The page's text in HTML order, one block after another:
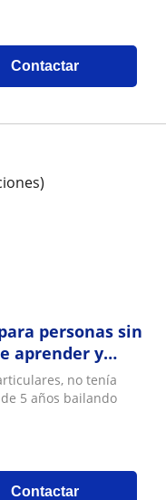
Contactar
personas sin
aprender y
no tenía
5 años bailando
Contactar